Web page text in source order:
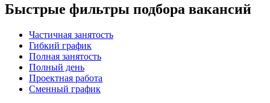
Быстрые фильтры подбора вакансий
Частичная занятость
Гибкий график
Полная занятость
Полный день
Проектная работа
Сменный график